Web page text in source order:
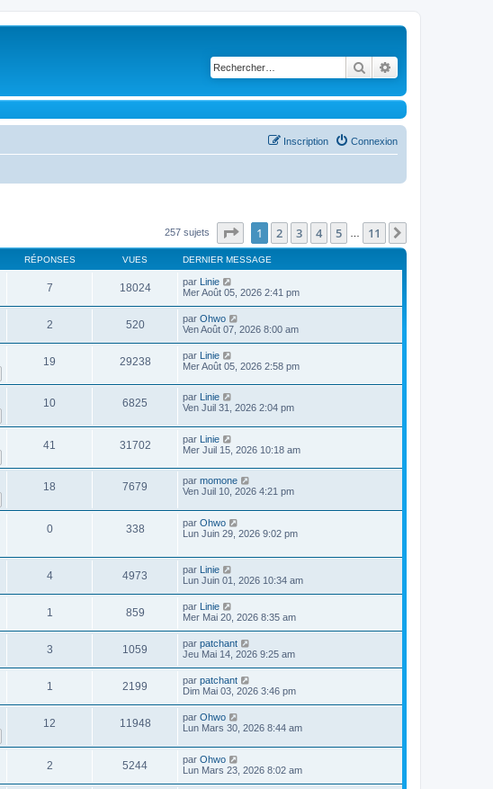
Rechercher
Connexion
Inscription
257 sujets Page sur11
1 2 3 4 5 11
RÉPONSES VUES DERNIER MESSAGE
7 18024 par Linie
Mer Août 05, 2026 2:41 pm
2 520 par Ohwo
Ven Août 07, 2026 8:00 am
19 29238 par Linie
Mer Août 05, 2026 2:58 pm
10 6825 par Linie
Ven Juil 31, 2026 2:04 pm
41 31702 par Linie
Mer Juil 15, 2026 10:18 am
18 7679 par momone
Ven Juil 10, 2026 4:21 pm
0 338 par Ohwo
Lun Juin 29, 2026 9:02 pm
4 4973 par Linie
Lun Juin 01, 2026 10:34 am
1 859 par Linie
Mer Mai 20, 2026 8:35 am
3 1059 par patchant
Jeu Mai 14, 2026 9:25 am
1 2199 par patchant
Dim Mai 03, 2026 3:46 pm
12 11948 par Ohwo
Lun Mars 30, 2026 8:44 am
2 5244 par Ohwo
Lun Mars 23, 2026 8:02 am